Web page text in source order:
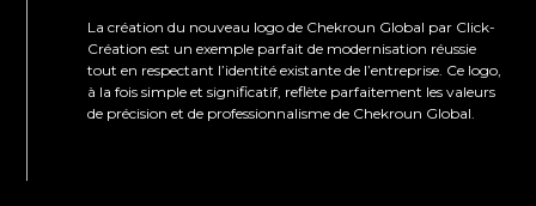
La création du nouveau logo de Chekroun Global par Click-
Création est un exemple parfait de modernisation réussie
tout en respectant l’identité existante de l’entreprise. Ce logo,
à la fois simple et significatif, reflète parfaitement les valeurs
de précision et de professionnalisme de Chekroun Global.